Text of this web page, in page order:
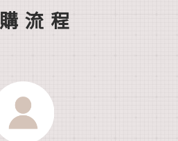
購流 程